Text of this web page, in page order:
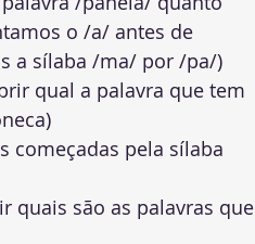
o /a/ antes de
a sílaba /ma/ por /pa/)
qual a palavra que tem
começadas pela sílaba
quais são as palavras que